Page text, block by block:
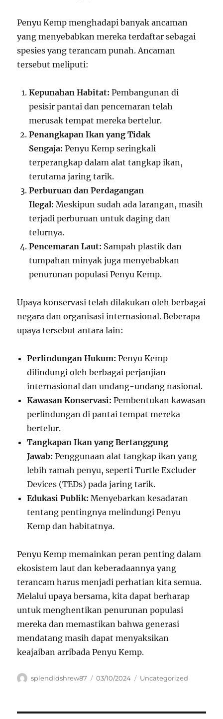
Penyu Kemp menghadapi banyak ancaman
yang menyebabkan mereka terdaftar sebagai
spesies yang terancam punah. Ancaman
tersebut meliputi:
Kepunahan Habitat: Pembangunan di
pesisir pantai dan pencemaran telah
merusak tempat mereka bertelur.
Penangkapan Ikan yang Tidak
Sengaja: Penyu Kemp seringkali
terperangkap dalam alat tangkap ikan,
terutama jaring tarik.
Perburuan dan Perdagangan
Ilegal: Meskipun sudah ada larangan, masih
terjadi perburuan untuk daging dan
telurnya.
Pencemaran Laut: Sampah plastik dan
tumpahan minyak juga menyebabkan
penurunan populasi Penyu Kemp.
Upaya konservasi telah dilakukan oleh berbagai
negara dan organisasi internasional. Beberapa
upaya tersebut antara lain:
Perlindungan Hukum: Penyu Kemp
dilindungi oleh berbagai perjanjian
internasional dan undang-undang nasional.
Kawasan Konservasi: Pembentukan kawasan
perlindungan di pantai tempat mereka
bertelur.
Tangkapan Ikan yang Bertanggung
Jawab: Penggunaan alat tangkap ikan yang
lebih ramah penyu, seperti Turtle Excluder
Devices (TEDs) pada jaring tarik.
Edukasi Publik: Menyebarkan kesadaran
tentang pentingnya melindungi Penyu
Kemp dan habitatnya.
Penyu Kemp memainkan peran penting dalam
ekosistem laut dan keberadaannya yang
terancam harus menjadi perhatian kita semua.
Melalui upaya bersama, kita dapat berharap
untuk menghentikan penurunan populasi
mereka dan memastikan bahwa generasi
mendatang masih dapat menyaksikan
keajaiban arribada Penyu Kemp.
Author
splendidshrew87
Posted
03/10/2024 Categories
Uncategorized